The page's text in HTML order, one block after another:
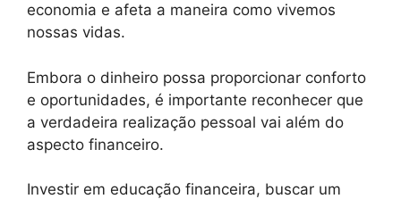
economia e afeta a maneira como vivemos
nossas vidas.
Embora o dinheiro possa proporcionar conforto
e oportunidades, é importante reconhecer que
a verdadeira realização pessoal vai além do
aspecto financeiro.
Investir em educação financeira, buscar um